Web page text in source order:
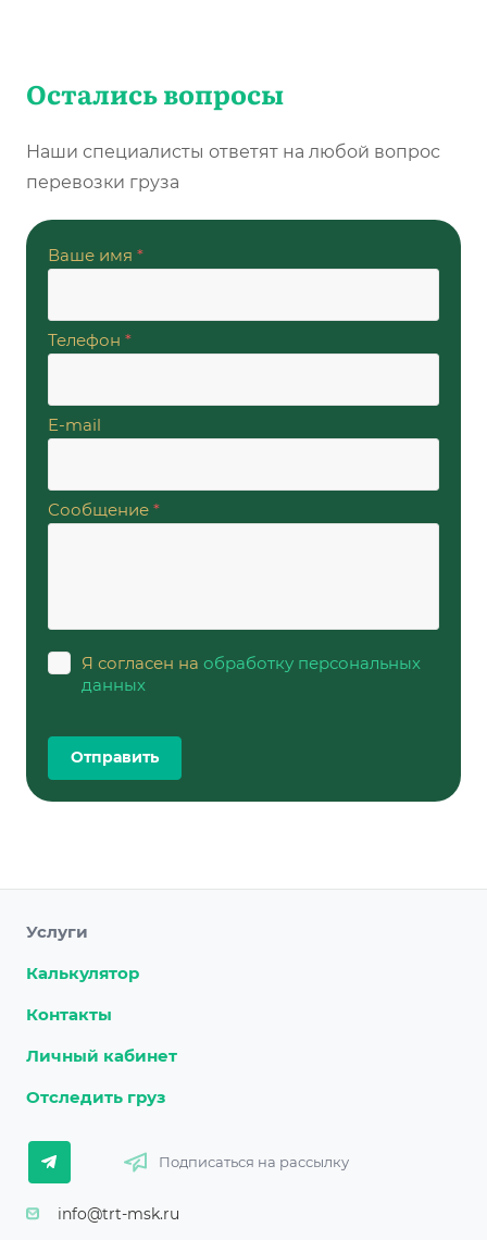
Остались вопросы
Наши специалисты ответят на любой вопрос
перевозки груза
Ваше имя *
Телефон *
E-mail
Сообщение *
Я согласен на обработку персональных
данных
Услуги
Калькулятор
Контакты
Личный кабинет
Отследить груз
Подписаться на рассылку
info@trt-msk.ru